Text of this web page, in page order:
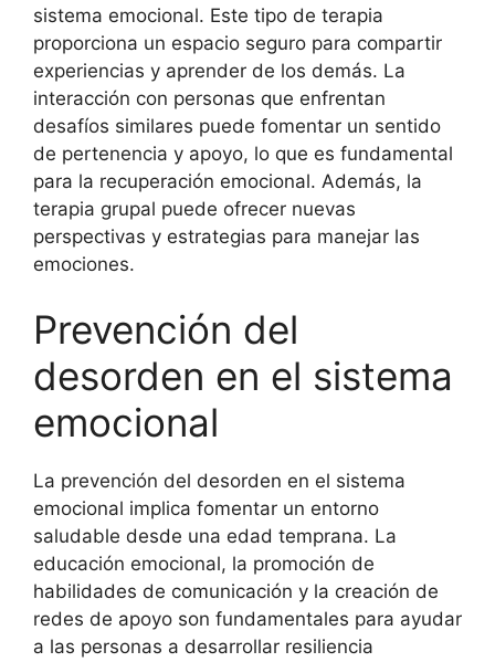
sistema emocional. Este tipo de terapia
proporciona un espacio seguro para compartir
experiencias y aprender de los demás. La
interacción con personas que enfrentan
desafíos similares puede fomentar un sentido
de pertenencia y apoyo, lo que es fundamental
para la recuperación emocional. Además, la
terapia grupal puede ofrecer nuevas
perspectivas y estrategias para manejar las
emociones.
Prevención del
desorden en el sistema
emocional
La prevención del desorden en el sistema
emocional implica fomentar un entorno
saludable desde una edad temprana. La
educación emocional, la promoción de
habilidades de comunicación y la creación de
redes de apoyo son fundamentales para ayudar
a las personas a desarrollar resiliencia